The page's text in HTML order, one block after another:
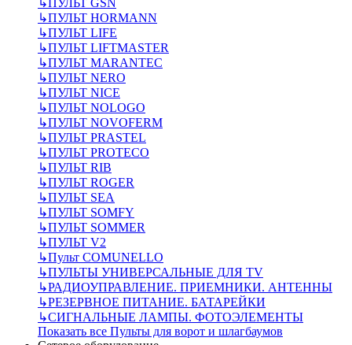
↳ПУЛЬТ GSN
↳ПУЛЬТ HORMANN
↳ПУЛЬТ LIFE
↳ПУЛЬТ LIFTMASTER
↳ПУЛЬТ MARANTEC
↳ПУЛЬТ NERO
↳ПУЛЬТ NICE
↳ПУЛЬТ NOLOGO
↳ПУЛЬТ NOVOFERM
↳ПУЛЬТ PRASTEL
↳ПУЛЬТ PROTECO
↳ПУЛЬТ RIB
↳ПУЛЬТ ROGER
↳ПУЛЬТ SEA
↳ПУЛЬТ SOMFY
↳ПУЛЬТ SOMMER
↳ПУЛЬТ V2
↳Пульт СOMUNELLO
↳ПУЛЬТЫ УНИВЕРСАЛЬНЫЕ ДЛЯ TV
↳РАДИОУПРАВЛЕНИЕ. ПРИЕМНИКИ. АНТЕННЫ
↳РЕЗЕРВНОЕ ПИТАНИЕ. БАТАРЕЙКИ
↳СИГНАЛЬНЫЕ ЛАМПЫ. ФОТОЭЛЕМЕНТЫ
Показать все Пульты для ворот и шлагбаумов